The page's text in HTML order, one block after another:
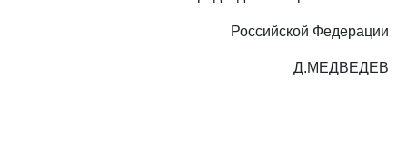
Российской Федерации
Д.МЕДВЕДЕВ